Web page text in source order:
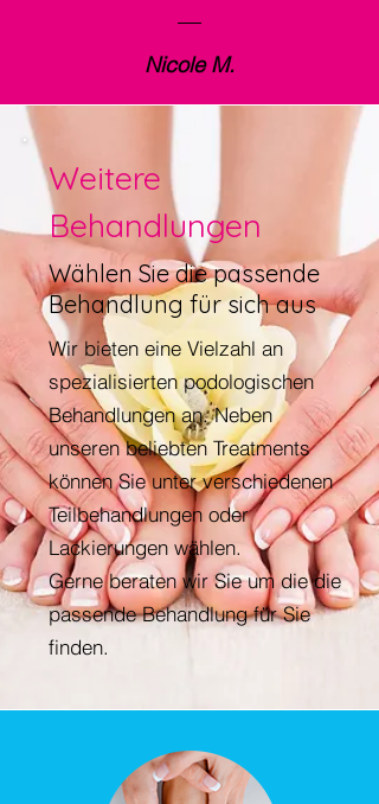
Nicole M.
Weitere
Behandlungen
Wählen Sie die passende
Behandlung für sich aus
Wir bieten eine Vielzahl an
spezialisierten podologischen
Behandlungen an. Neben
unseren beliebten Treatments
können Sie unter verschiedenen
Teilbehandlungen oder
Lackierungen wählen.
Gerne beraten wir Sie um die die
passende Behandlung für Sie
finden.